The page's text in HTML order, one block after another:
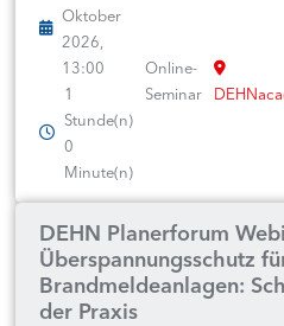
Oktober
2026,
13:00
1
Stunde(n)
0
Minute(n)
Online-
Seminar
DEHN Planerforum
Überspannungsschutz
Brandmeldeanlagen:
der Praxis